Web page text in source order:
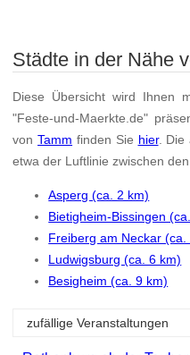
Städte in der Nähe
Diese Übersicht wird Ihnen
"Feste-und-Maerkte.de"
vonTamm finden Sie hier. Die
etwa der Luftlinie zwischen den
Asperg (ca. 2 km)
Bietigheim-Bissingen
Freiberg am Neckar (ca.
Ludwigsburg (ca. 6 km)
Besigheim (ca. 9 km)
zufällige Veranstaltungen